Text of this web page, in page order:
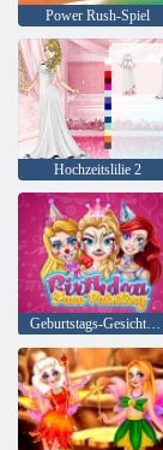
Power Rush-Spiel
Hochzeitslilie 2
Geburtstags-Gesichts-Malerei